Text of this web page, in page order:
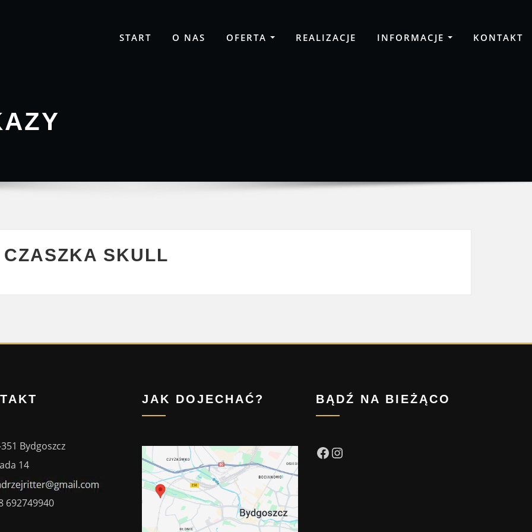
START O NAS OFERTA REALIZACJE INFORMACJE KONTAKT
SKULL
Bydgoszcz
14
692749940
JAK DOJECHAĆ? BĄDŹ NA BIEŻĄCO
Facebook
Instagram